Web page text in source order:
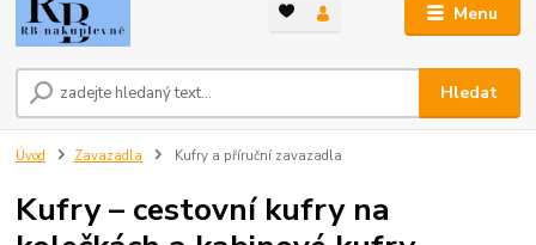
Menu
Hledat
Úvod Zavazadla Kufry a příruční zavazadla
Kufry – cestovní kufry na